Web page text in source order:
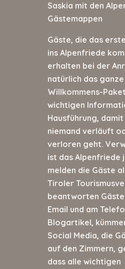
Saskia mit den
Gästemappen
Gäste, die das
ins Alpenfriede
erhalten bei der
natürlich das ganze
Willkommens-
wichtigen
Hausführung, damit
niemand verläuft
verloren geht.
ist das Alpenfriede
melden die Gäste
Tiroler
beantworten
Email und am
Blogartikel,
Social Media, die
auf den Zimmern,
dass alle wichtigen